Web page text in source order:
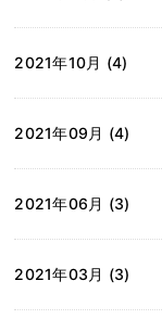
2021年10月 (4)
2021年09月 (4)
2021年06月 (3)
2021年03月 (3)